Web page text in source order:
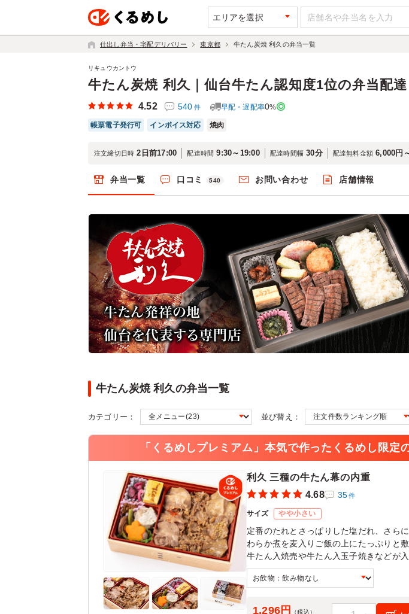
エリアを選択
仕出し弁当・宅配デリバリー 東京都 牛たん炭焼 利久の弁当一覧
牛たん炭焼 利久｜仙台牛たん認知度1位の弁当配達
リキュウカントウ
4.52 540 件 早配・遅配率0%
帳票電子発行可 インボイス対応 焼肉
注文締切日時 2日前17:00 配達時間 9:30～19:00 配達時間幅 30分 配達無料金額 6,000円
弁当一覧 口コミ 540 お問い合わせ 店舗情報
牛たん炭焼 利久の弁当一覧
カテゴリー： 並び替え：
「くるめしプレミアム」本気で作ったくるめし限定
利久 三種の牛たん幕の内重
4.68 35件
サイズ やや小さい
定番のたれとさっぱりした塩だれ、さら
わらか煮を麦入りご飯の上にたっぷりと
牛たん入焼売や牛たん入玉子焼きなどが
の豪華な幕の内重をお楽しみください。
1,296円
（税込）